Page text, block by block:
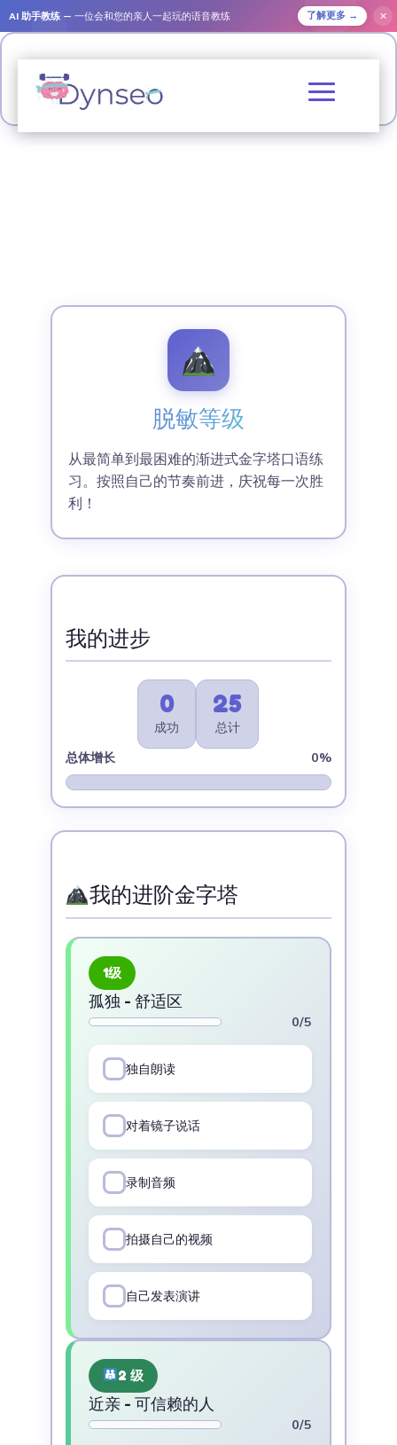
AI 助手教练 — 一位会和您的亲人一起玩的语音教练 了解更多 → ✕
脱敏等级
从最简单到最困难的渐进式金字塔口语练
习。按照自己的节奏前进，庆祝每一次胜
利！
我的进步
0
成功
25
总计
总体增长 0%
我的进阶金字塔
1级
孤独 - 舒适区
0/5
独自朗读
对着镜子说话
录制音频
拍摄自己的视频
自己发表演讲
2 级
近亲 - 可信赖的人
0/5